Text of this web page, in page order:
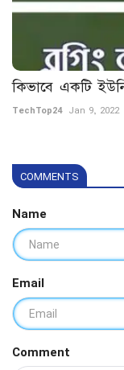
কিভাবে একটি
TechTop24 Jan 9, 2022
COMMENTS
Name
Email
Comment